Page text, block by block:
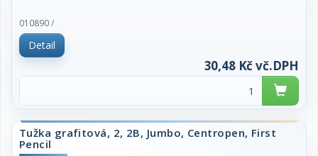
Ergonomická trojúhelníková tužka
Neklouzavé úchopové plošky po celé délce tužky ve
speciálních verzích pro levou a
Úzká tužka
cena za 1 kus
K dispozici v 5 barvách
Vyrobeno ze 100% přísně kontrolovaného dřeva s
010890 /
Detail
30,48 Kč vč.DPH
Tužka grafitová, 2, 2B, Jumbo, Centropen, First
Pencil